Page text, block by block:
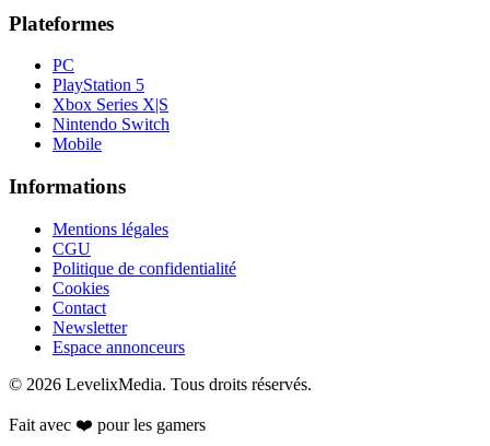
Plateformes
PC
PlayStation 5
Xbox Series X|S
Nintendo Switch
Mobile
Informations
Mentions légales
CGU
Politique de confidentialité
Cookies
Contact
Newsletter
Espace annonceurs
© 2026 LevelixMedia. Tous droits réservés.
Fait avec ❤️ pour les gamers